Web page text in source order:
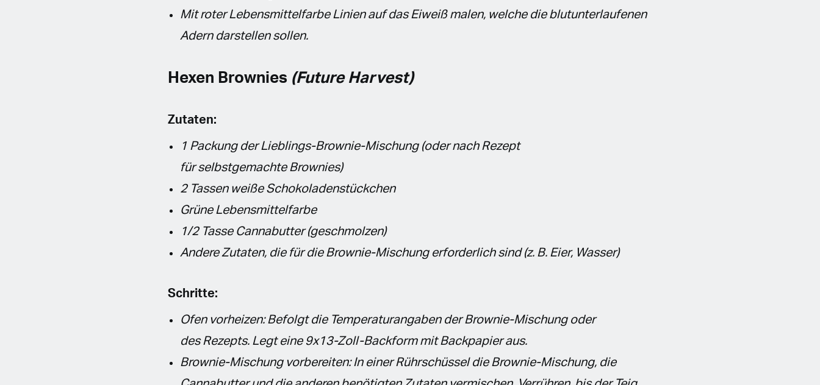
Mit roter Lebensmittelfarbe Linien auf das Eiweiß malen, welche die blutunterlaufenen
Adern darstellen sollen.
Hexen Brownies (Future Harvest)
Zutaten:
1 Packung der Lieblings-Brownie-Mischung (oder nach Rezept
für selbstgemachte Brownies)
2 Tassen weiße Schokoladenstückchen
Grüne Lebensmittelfarbe
1/2 Tasse Cannabutter (geschmolzen)
Andere Zutaten, die für die Brownie-Mischung erforderlich sind (z. B. Eier, Wasser)
Schritte:
Ofen vorheizen: Befolgt die Temperaturangaben der Brownie-Mischung oder
des Rezepts. Legt eine 9x13-Zoll-Backform mit Backpapier aus.
Brownie-Mischung vorbereiten: In einer Rührschüssel die Brownie-Mischung, die